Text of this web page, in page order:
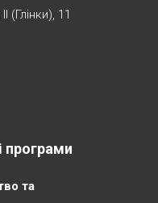
(Глінки), 11
програми
та